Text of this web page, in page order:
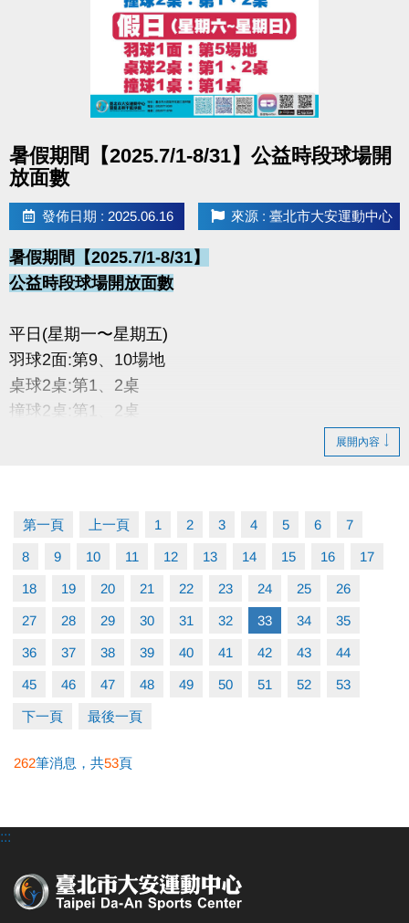
暑假期間【2025.7/1-8/31】公益時段球場開
放面數
發佈日期 : 2025.06.16 來源 : 臺北市大安運動中心
暑假期間【2025.7/1-8/31】
公益時段球場開放面數
平日(星期一〜星期五)
羽球2面:第9、10場地
桌球2桌:第1、2桌
撞球2桌:第1、2桌
桌球2桌:第1、2桌
展開內容
第一頁 上一頁 1 2 3 4 5 6 7
8 9 10 11 12 13 14 15 16 17
18 19 20 21 22 23 24 25 26
27 28 29 30 31 32 33 34 35
36 37 38 39 40 41 42 43 44
45 46 47 48 49 50 51 52 53
下一頁 最後一頁
262筆消息，共53頁
:::